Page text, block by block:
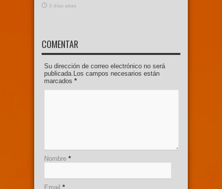
3 días atras
COMENTAR
Su dirección de correo electrónico no será
publicada.Los campos necesarios están
marcados *
Nombre *
Email *